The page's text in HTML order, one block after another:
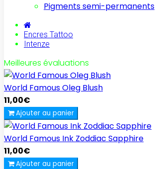
Pigments semi-permanents
Encres Tattoo
Intenze
Meilleures évaluations
World Famous Oleg Blush
11,00€
Ajouter au panier
World Famous Ink Zoddiac Sapphire
11,00€
Ajouter au panier